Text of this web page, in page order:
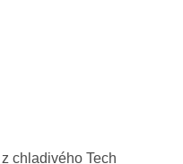
chladivého Tech